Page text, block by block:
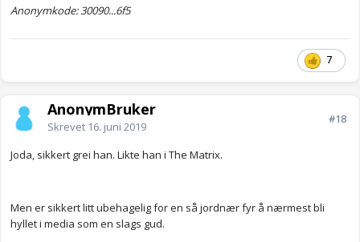
Anonymkode: 30090...6f5
7
AnonymBruker
Skrevet 16. juni 2019
#18
Joda, sikkert grei han. Likte han i The Matrix.
Men er sikkert litt ubehagelig for en så jordnær fyr å nærmest bli
hyllet i media som en slags gud.